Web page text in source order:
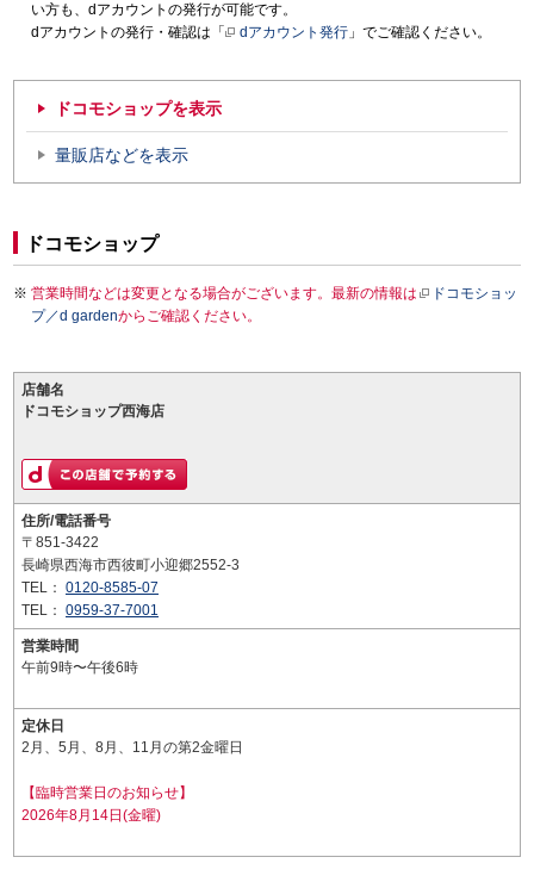
い方も、dアカウントの発行が可能です。
dアカウントの発行・確認は「
dアカウント発行 」でご確認ください。
ドコモショップを表示
量販店などを表示
ドコモショップ
営業時間などは変更となる場合がございます。最新の情報は
ドコモショッ
プ／d gardenからご確認ください。
店舗名
ドコモショップ西海店
住所/電話番号
〒851-3422
長崎県西海市西彼町小迎郷2552-3
TEL： 0120-8585-07
TEL： 0959-37-7001
営業時間
午前9時〜午後6時
定休日
2月、5月、8月、11月の第2金曜日
【臨時営業日のお知らせ】
2026年8月14日(金曜)